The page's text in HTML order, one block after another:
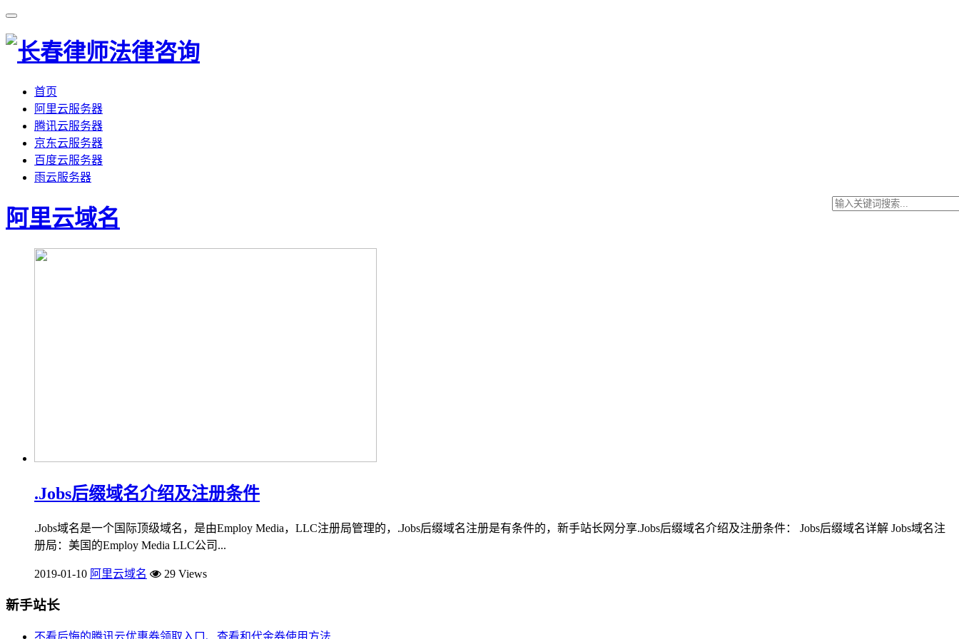
首页
阿里云服务器
腾讯云服务器
京东云服务器
百度云服务器
雨云服务器
阿里云域名
.Jobs后缀域名介绍及注册条件
.Jobs域名是一个国际顶级域名，是由Employ Media，LLC注册局管理的，.Jobs后缀域名注册是有条件的，新手站长网分享.Jobs后缀域名介绍及注册条件： Jobs后缀域名详解 Jobs域名注
册局：美国的Employ Media LLC公司...
2019-01-10 阿里云域名 29 Views
新手站长
不看后悔的腾讯云优惠券领取入口、查看和代金券使用方法